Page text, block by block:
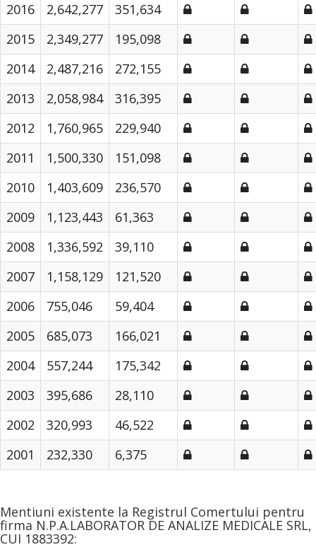
2016
2,642,277
351,634
2015
2,349,277
195,098
2014
2,487,216
272,155
2013
2,058,984
316,395
2012
1,760,965
229,940
2011
1,500,330
151,098
2010
1,403,609
236,570
2009
1,123,443
61,363
2008
1,336,592
39,110
2007
1,158,129
121,520
2006
755,046
59,404
2005
685,073
166,021
2004
557,244
175,342
2003
395,686
28,110
2002
320,993
46,522
2001
232,330 6,375
Mentiuni existente la Registrul Comertului pentru
firma N.P.A.LABORATOR DE ANALIZE MEDICALE SRL,
CUI 1883392: